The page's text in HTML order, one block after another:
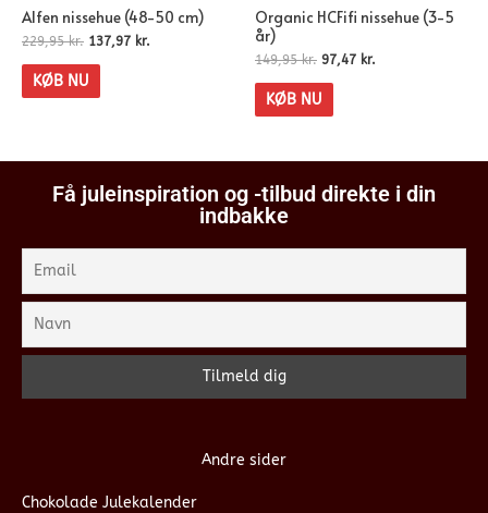
Alfen nissehue (48-50 cm)
229,95kr. 137,97 kr.
KØB NU
Organic HCFifi nissehue (3-5
år)
149,95kr. 97,47 kr.
KØB NU
Få juleinspiration og -tilbud direkte i din
indbakke
Andre sider
Chokolade Julekalender